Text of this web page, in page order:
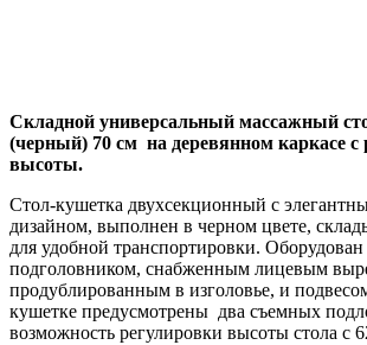
Складной универсальный массажный
(черный) 70 см на деревянном каркасе с
высоты.
Стол-кушетка двухсекционный с
дизайном, выполнен в черном цвете,
для удобной транспортировки.
подголовником, снабженным лицевым
продублированным в изголовье, и
кушетке предусмотрены два съемных
возможность регулировки высоты стола с